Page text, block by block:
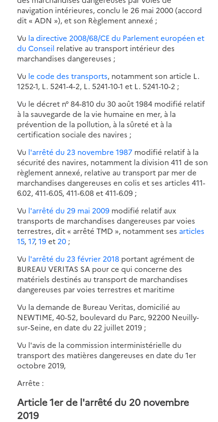
navigation intérieures, conclu le 26 mai 2000 (accord
dit « ADN »), et son Règlement annexé ;
Vu la directive 2008/68/CE du Parlement européen et
du Conseil relative au transport intérieur des
marchandises dangereuses ;
Vu le code des transports, notamment son article L.
1252-1, L. 5241-4-2, L. 5241-10-1 et L. 5241-10-2 ;
Vu le décret n° 84-810 du 30 août 1984 modifié relatif
à la sauvegarde de la vie humaine en mer, à la
prévention de la pollution, à la sûreté et à la
certification sociale des navires ;
Vu l'arrêté du 23 novembre 1987 modifié relatif à la
sécurité des navires, notamment la division 411 de son
règlement annexé, relative au transport par mer de
marchandises dangereuses en colis et ses articles 411-
6.02, 411-6.05, 411-6.08 et 411-6.09 ;
Vu l'arrêté du 29 mai 2009 modifié relatif aux
transports de marchandises dangereuses par voies
terrestres, dit « arrêté TMD », notamment ses articles
15,17,19et 20 ;
Vu l'arrêté du 23 février 2018 portant agrément de
BUREAU VERITAS SA pour ce qui concerne des
matériels destinés au transport de marchandises
dangereuses par voies terrestres et maritime
Vu la demande de Bureau Veritas, domicilié au
NEWTIME, 40-52, boulevard du Parc, 92200 Neuilly-
sur-Seine, en date du 22 juillet 2019 ;
Vu l'avis de la commission interministérielle du
transport des matières dangereuses en date du 1er
octobre 2019,
Arrête :
Article 1er de l'arrêté du 20 novembre
2019